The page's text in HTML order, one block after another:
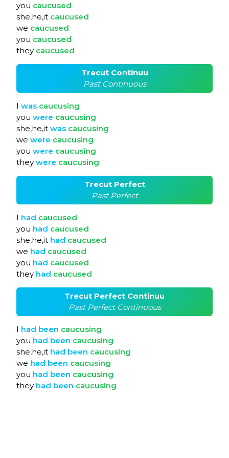
you caucused
she,he,it caucused
we caucused
you caucused
they caucused
Trecut Continuu
Past Continuous
I was caucusing
you were caucusing
she,he,it was caucusing
we were caucusing
you were caucusing
they were caucusing
Trecut Perfect
Past Perfect
I had caucused
you had caucused
she,he,it had caucused
we had caucused
you had caucused
they had caucused
Trecut Perfect Continuu
Past Perfect Continuous
I had been caucusing
you had been caucusing
she,he,it had been caucusing
we had been caucusing
you had been caucusing
they had been caucusing